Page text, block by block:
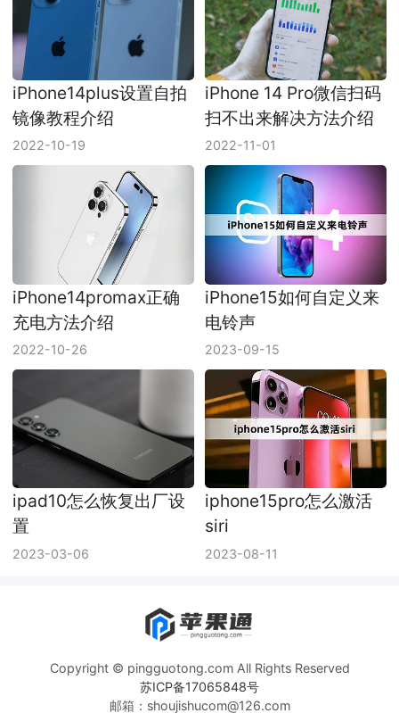
iPhone14plus设置自拍
镜像教程介绍
2022-10-19
iPhone 14 Pro微信扫码
扫不出来解决方法介绍
2022-11-01
iPhone14promax正确
充电方法介绍
2022-10-26
iPhone15如何自定义来
电铃声
2023-09-15
ipad10怎么恢复出厂设
置
2023-03-06
iphone15pro怎么激活
siri
2023-08-11
Copyright © pingguotong.com All Rights Reserved
苏ICP备17065848号
邮箱：shoujishucom@126.com